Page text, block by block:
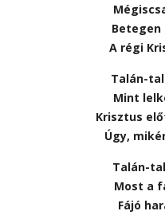
Betegen
A régi
Talán-
Mint
Krisztus
Úgy,
Talán-
Most a
Fájó